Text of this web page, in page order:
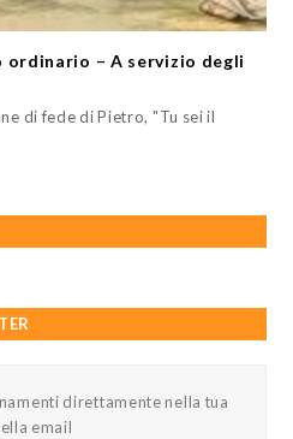
ordinario – A servizio degli
di fede di Pietro, "Tu sei il
direttamente nella tua
email